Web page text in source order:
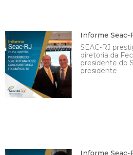
Informe Seac-
SEAC-RJ
diretoria da
presidente do
presidente
Informe Seac-